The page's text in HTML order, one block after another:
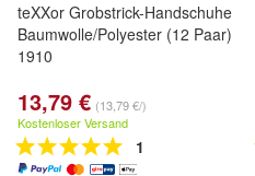
teXXor Grobstrick-Handschuhe
Baumwolle/Polyester (12 Paar)
1910
13,79 € (13,79 €/)
Kostenloser Versand
1